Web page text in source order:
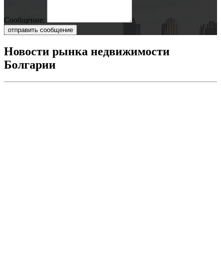
Сообщение:
отправить сообщение
Новости рынка недвижимости
Болгарии